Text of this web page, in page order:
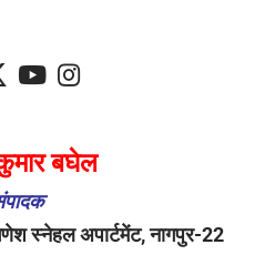
बघेल
स्नेहल अपार्टमेंट, नागपुर-22